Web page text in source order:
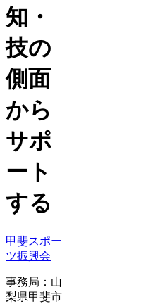
知・
技の
側面
から
サポ
ート
する
甲斐スポー
ツ振興会
事務局：山
梨県甲斐市